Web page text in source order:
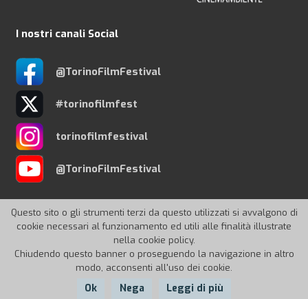
I nostri canali Social
@TorinoFilmFestival
#torinofilmfest
torinofilmfestival
@TorinoFilmFestival
© 2026 Torino Film Festival
Questo sito o gli strumenti terzi da questo utilizzati si avvalgono di
cookie necessari al funzionamento ed utili alle finalità illustrate
nella cookie policy.
Chiudendo questo banner o proseguendo la navigazione in altro
modo, acconsenti all'uso dei cookie.
Ok Nega Leggi di più